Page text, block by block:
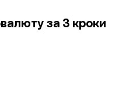
за 3 кроки